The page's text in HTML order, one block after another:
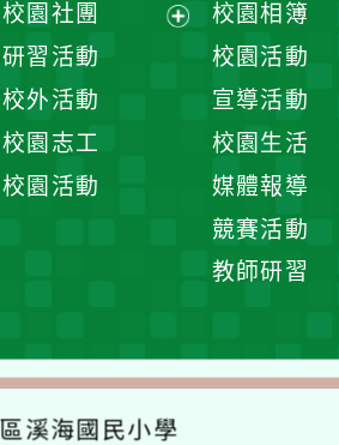
校園社團
研習活動
校外活動
校園志工
校園活動
校園相簿
校園活動
宣導活動
校園生活
媒體報導
競賽活動
教師研習
溪海國民小學